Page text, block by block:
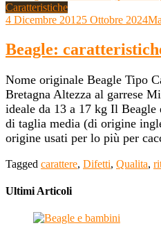
Caratteristiche
4 Dicembre 20125 Ottobre 2024
Beagle:
Nome originale Beagle Tipo
Bretagna Altezza al garrese
ideale da 13 a 17 kg Il Beagle
di taglia media (di origine
origine usati per lo più per
Tagged carattere, Difetti, Qualita,
Ultimi Articoli